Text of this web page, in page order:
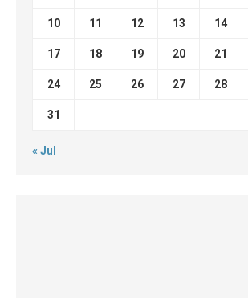
10 11 12 13 14
17 18 19 20 21
24 25 26 27 28
31
« Jul